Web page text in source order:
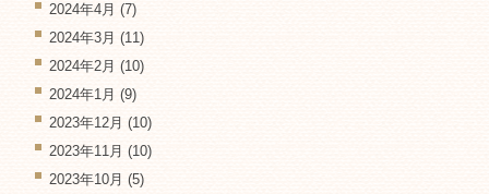
2024年4月 (7)
2024年3月 (11)
2024年2月 (10)
2024年1月 (9)
2023年12月 (10)
2023年11月 (10)
2023年10月 (5)